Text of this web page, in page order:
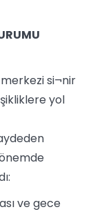
si¬nir
yol
ve gece